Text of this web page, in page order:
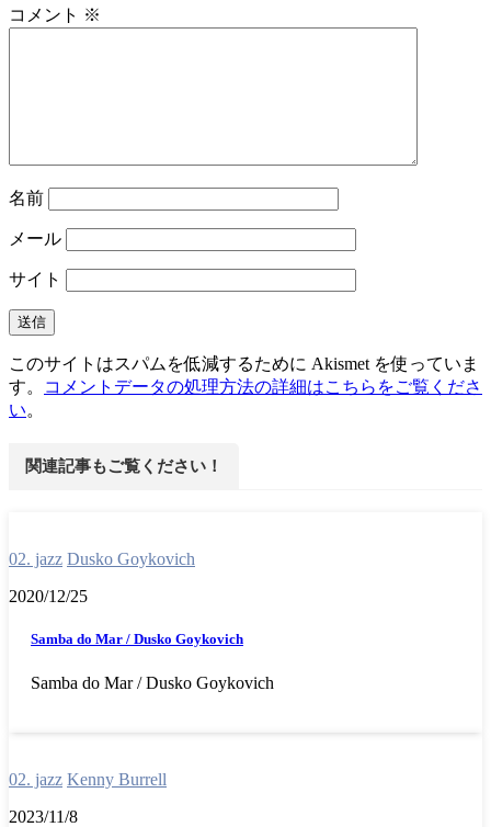
コメント ※
名前
メール
サイト
このサイトはスパムを低減するために Akismet を使っていま
す。
コメントデータの処理方法の詳細はこちらをご覧くださ
い。
関連記事もご覧ください！
02. jazz Dusko Goykovich
2020/12/25
Samba do Mar / Dusko Goykovich
Samba do Mar / Dusko Goykovich
02. jazz Kenny Burrell
2023/11/8